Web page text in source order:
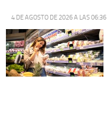
4 DE AGOSTO DE 2026 A LAS 06:36